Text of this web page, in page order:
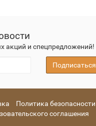
акций и спецпредложений!
Подписаться
Политика безопасности
соглашения